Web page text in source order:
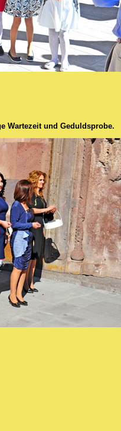
Wartezeit und Geduldsprobe.